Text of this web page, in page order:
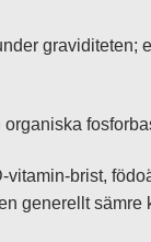
graviditeten;
brist,
generellt